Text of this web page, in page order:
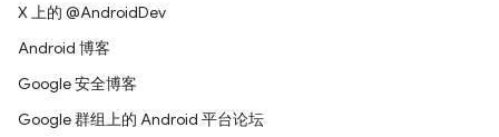
X 上的 @AndroidDev
Android 博客
Google 安全博客
Google 群组上的 Android 平台论坛